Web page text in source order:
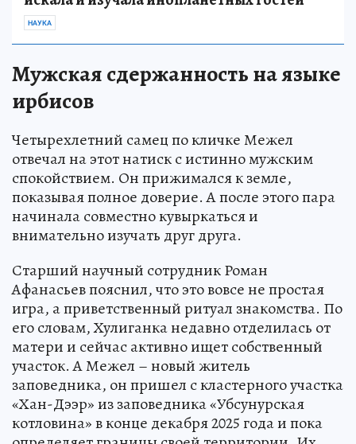
НАУКА
Мужская сдержанность на языке
ирбисов
Четырехлетний самец по кличке Межел
отвечал на этот натиск с истинно мужским
спокойствием. Он прижимался к земле,
показывая полное доверие. А после этого пара
начинала совместно кувыркаться и
внимательно изучать друг друга.
Старший научный сотрудник Роман
Афанасьев пояснил, что это вовсе не простая
игра, а приветственный ритуал знакомства. По
его словам, Хулиганка недавно отделилась от
матери и сейчас активно ищет собственный
участок. А Межел – новый житель
заповедника, он пришел с кластерного участка
«Хан-Дээр» из заповедника «Убсунурская
котловина» в конце декабря 2025 года и пока